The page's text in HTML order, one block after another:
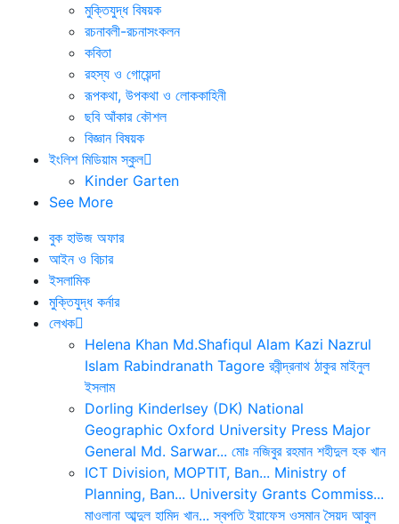
মুক্তিযুদ্ধ বিষয়ক
রচনাবলী-রচনাসংকলন
কবিতা
রহস্য ও গোয়েন্দা
রূপকথা, উপকথা ও লোককাহিনী
ছবি আঁকার কৌশল
বিজ্ঞান বিষয়ক
ইংলিশ মিডিয়াম স্কুল
Kinder Garten
See More
বুক হাউজ অফার
আইন ও বিচার
ইসলামিক
মুক্তিযুদ্ধ কর্নার
লেখক
Helena Khan Md.Shafiqul Alam Kazi Nazrul
Islam Rabindranath Tagore রবীন্দ্রনাথ ঠাকুর মাইনুল
ইসলাম
Dorling Kinderlsey (DK) National
Geographic Oxford University Press Major
General Md. Sarwar... মোঃ নজিবুর রহমান শহীদুল হক খান
ICT Division, MOPTIT, Ban... Ministry of
Planning, Ban... University Grants Commiss...
মাওলানা আব্দুল হামিদ খান... স্বপতি ইয়াফেস ওসমান সৈয়দ আবুল